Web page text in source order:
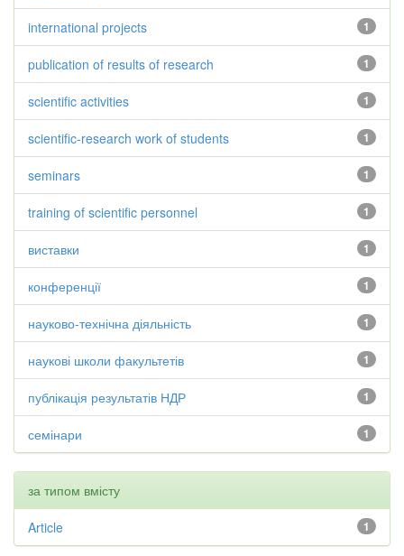
1
international projects
1
publication of results of research
1
scientific activities
1
scientific-research work of students
1
seminars
1
training of scientific personnel
1
виставки
1
конференції
1
науково-технічна діяльність
1
наукові школи факультетів
1
публікація результатів НДР
1
семінари
за типом вмісту
1
Article